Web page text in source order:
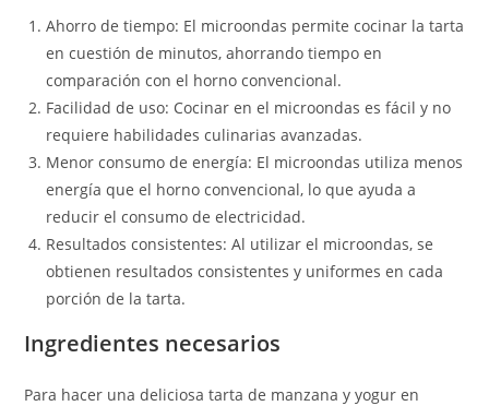
Ahorro de tiempo: El microondas permite cocinar la tarta
en cuestión de minutos, ahorrando tiempo en
comparación con el horno convencional.
Facilidad de uso: Cocinar en el microondas es fácil y no
requiere habilidades culinarias avanzadas.
Menor consumo de energía: El microondas utiliza menos
energía que el horno convencional, lo que ayuda a
reducir el consumo de electricidad.
Resultados consistentes: Al utilizar el microondas, se
obtienen resultados consistentes y uniformes en cada
porción de la tarta.
Ingredientes necesarios
Para hacer una deliciosa tarta de manzana y yogur en